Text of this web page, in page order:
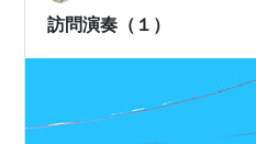
訪問演奏（１）